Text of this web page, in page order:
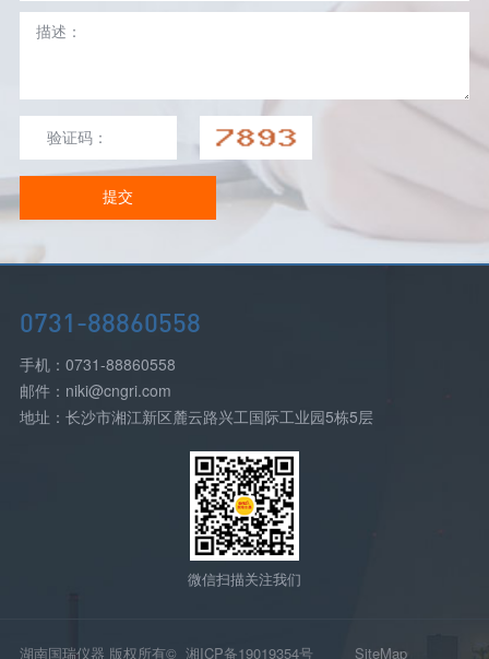
提交
0731-88860558
手机：0731-88860558
邮件：niki@cngri.com
地址：长沙市湘江新区麓云路兴工国际工业园5栋5层
微信扫描关注我们
湖南国瑞仪器 版权所有© 湘ICP备19019354号 SiteMap